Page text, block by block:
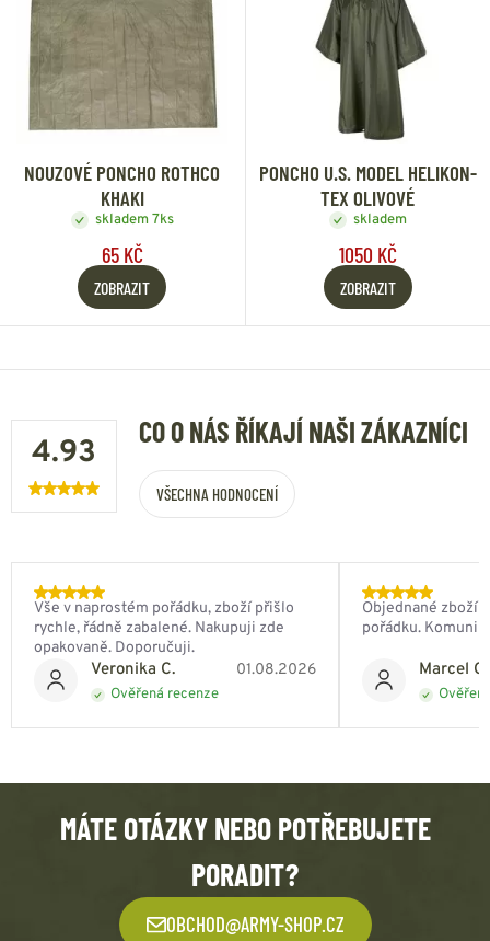
NOUZOVÉ PONCHO ROTHCO
KHAKI
skladem 7ks
65 KČ
ZOBRAZIT
PONCHO U.S. MODEL HELIKON-
TEX OLIVOVÉ
skladem
1050 KČ
ZOBRAZIT
4.93
CO O NÁS ŘÍKAJÍ NAŠI ZÁKAZNÍCI
VŠECHNA HODNOCENÍ
Veronika C. 01.08.2026
Ověřená recenze
Vše v naprostém pořádku, zboží přišlo
rychle, řádně zabalené. Nakupuji zde
opakovaně. Doporučuji.
Marcel
Objednané zboží
pořádku.
MÁTE OTÁZKY NEBO POTŘEBUJETE
PORADIT?
OBCHOD@ARMY-SHOP.CZ